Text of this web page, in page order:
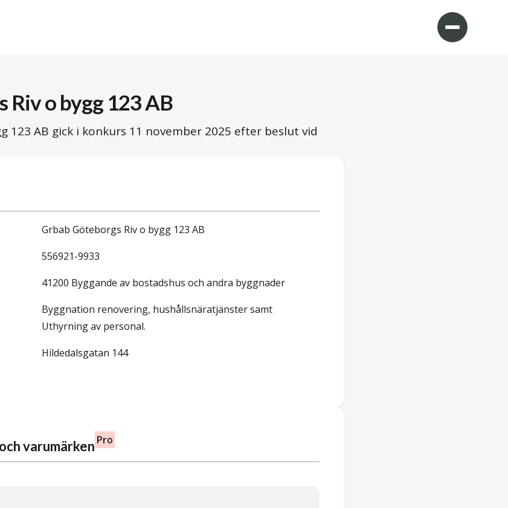
Riv o bygg 123 AB
123 AB gick i konkurs 11 november 2025 efter beslut vid
Grbab Göteborgs Riv o bygg 123 AB
556921-9933
41200 Byggande av bostadshus och andra byggnader
Byggnation renovering, hushållsnäratjänster samt
Uthyrning av personal.
Hildedalsgatan 144
varumärken Pro